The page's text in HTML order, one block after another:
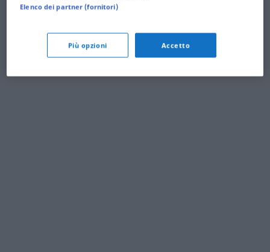
Elenco dei partner (fornitori)
Più opzioni Accetto